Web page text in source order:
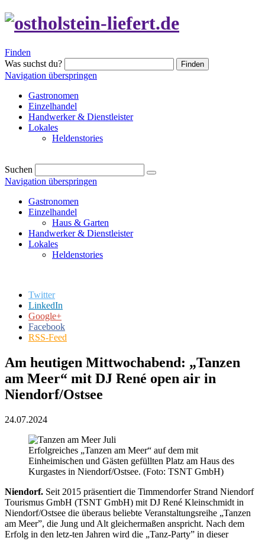
Finden
Was suchst du?
Finden
Navigation überspringen
Gastronomen
Einzelhandel
Handwerker & Dienstleister
Lokales
Heldenstories
Suchen
Navigation überspringen
Gastronomen
Einzelhandel
Haus & Garten
Handwerker & Dienstleister
Lokales
Heldenstories
Twitter
LinkedIn
Google+
Facebook
RSS-Feed
Am heutigen Mittwoch­abend: „Tanzen
am Meer“ mit DJ René open air in
Niendorf/Ostsee
24.07.2024
Erfolgreiches „Tanzen am Meer“ auf dem mit
Einheimischen und Gästen gefüllten Platz am Haus des
Kurgastes in Niendorf/Ostsee. (Foto: TSNT GmbH)
Niendorf. Seit 2015 präsentiert die Timmendorfer Strand Niendorf
Tourismus GmbH (TSNT GmbH) mit DJ René Kleinschmidt in
Niendorf/Ostsee die überaus beliebte Veranstaltungsreihe „Tanzen
am Meer”, die Jung und Alt gleichermaßen anspricht. Nach dem
Erfolg in den letz-ten Jahren wird die „Tanz-Party” in dieser